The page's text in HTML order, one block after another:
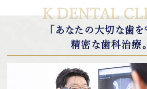
K DENTAL
「あなたの大切な歯を
精密な歯科治療。